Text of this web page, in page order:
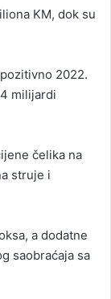
KM, dok su
2022.
milijardi
čelika na
struje i
a dodatne
saobraćaja sa